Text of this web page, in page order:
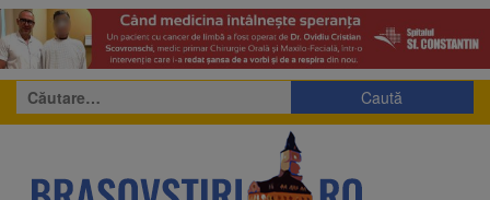
Caută
după: